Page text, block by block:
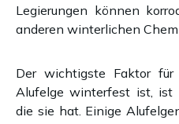
Legierungen können
anderen winterlichen
Der wichtigste Faktor
Alufelge winterfest ist, ist
die sie hat. Einige